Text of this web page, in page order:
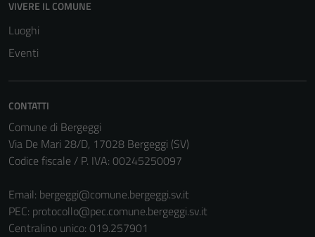
VIVERE IL COMUNE
Luoghi
Eventi
CONTATTI
Comune di Bergeggi
Via De Mari 28/D, 17028 Bergeggi (SV)
Codice fiscale / P. IVA: 00245250097
Email: bergeggi@comune.bergeggi.sv.it
PEC: protocollo@pec.comune.bergeggi.sv.it
Centralino unico: 019.257901